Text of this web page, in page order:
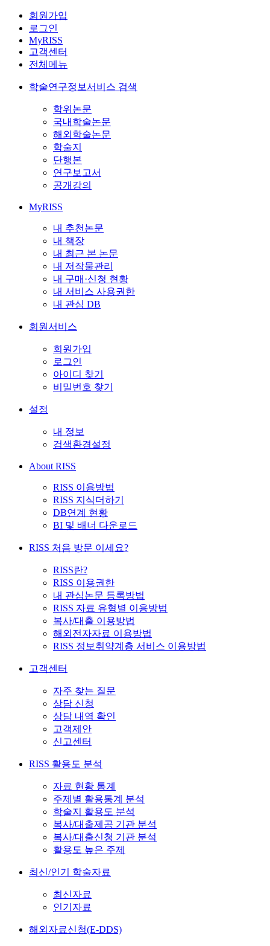
회원가입
로그인
MyRISS
고객센터
전체메뉴
학술연구정보서비스 검색
학위논문
국내학술논문
해외학술논문
학술지
단행본
연구보고서
공개강의
MyRISS
내 추천논문
내 책장
내 최근 본 논문
내 저작물관리
내 구매·신청 현황
내 서비스 사용권한
내 관심 DB
회원서비스
회원가입
로그인
아이디 찾기
비밀번호 찾기
설정
내 정보
검색환경설정
About RISS
RISS 이용방법
RISS 지식더하기
DB연계 현황
BI 및 배너 다운로드
RISS 처음 방문 이세요?
RISS란?
RISS 이용권한
내 관심논문 등록방법
RISS 자료 유형별 이용방법
복사/대출 이용방법
해외전자자료 이용방법
RISS 정보취약계층 서비스 이용방법
고객센터
자주 찾는 질문
상담 신청
상담 내역 확인
고객제안
신고센터
RISS 활용도 분석
자료 현황 통계
주제별 활용통계 분석
학술지 활용도 분석
복사/대출제공 기관 분석
복사/대출신청 기관 분석
활용도 높은 주제
최신/인기 학술자료
최신자료
인기자료
해외자료신청(E-DDS)